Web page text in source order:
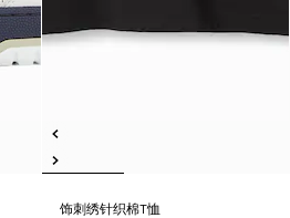
饰刺绣针织棉T恤